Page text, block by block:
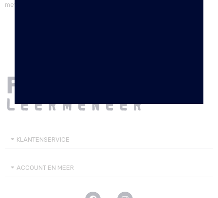
met ons opnemen.
KLANTENSERVICE
ACCOUNT EN MEER